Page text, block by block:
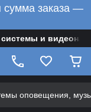
сумма заказа —
и
оповещения,